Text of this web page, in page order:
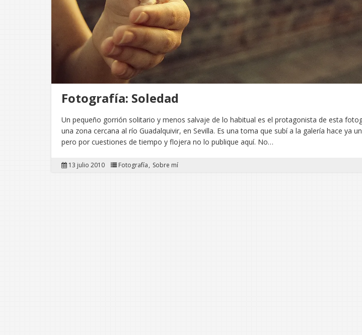
Fotografía: Soledad
Un pequeño gorrión solitario y menos salvaje de lo habitual es el protagonista de esta
una zona cercana al río Guadalquivir, en Sevilla. Es una toma que subí a la galería hace ya
pero por cuestiones de tiempo y flojera no lo publique aquí. No…
13 julio 2010 Fotografía Sobre mí